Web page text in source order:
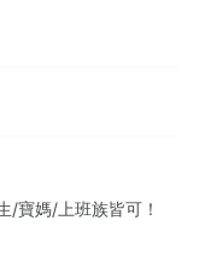
/寶媽/上班族皆可！‌